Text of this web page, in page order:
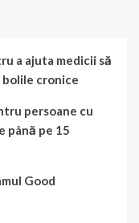
a ajuta medicii să
cronice
persoane cu
până pe 15
Good